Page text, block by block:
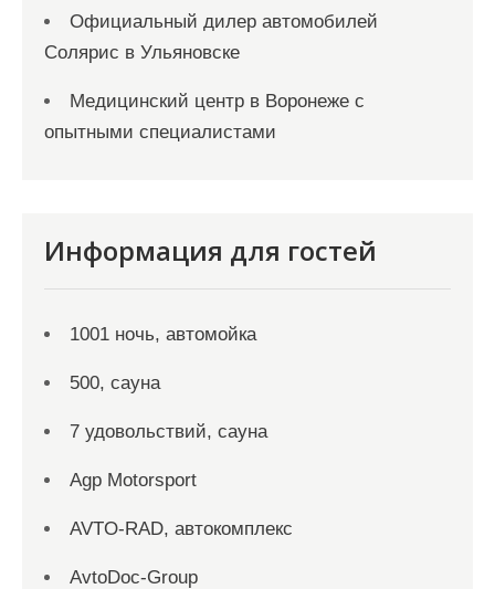
Официальный дилер автомобилей
Солярис в Ульяновске
Медицинский центр в Воронеже с
опытными специалистами
Информация для гостей
1001 ночь, автомойка
500, сауна
7 удовольствий, сауна
Agp Motorsport
AVTO-RAD, автокомплекс
AvtoDoc-Group